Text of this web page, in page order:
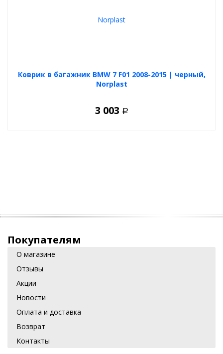
Коврик в багажник BMW 7 F01 2008-2015 | черный,
Norplast
3 003 Р
Покупателям
О магазине
Отзывы
Акции
Новости
Оплата и доставка
Возврат
Контакты